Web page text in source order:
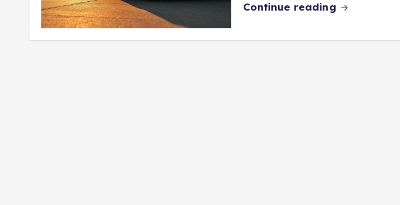
Continue reading